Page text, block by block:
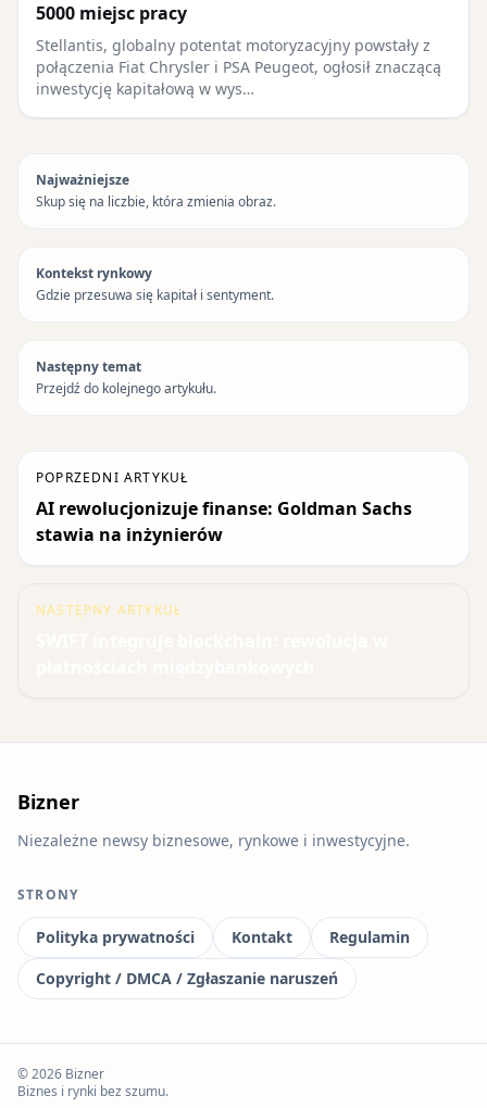
5000 miejsc pracy
Stellantis, globalny potentat motoryzacyjny powstały z
połączenia Fiat Chrysler i PSA Peugeot, ogłosił znaczącą
inwestycję kapitałową w wys…
Najważniejsze
Skup się na liczbie, która zmienia obraz.
Kontekst rynkowy
Gdzie przesuwa się kapitał i sentyment.
Następny temat
Przejdź do kolejnego artykułu.
POPRZEDNI ARTYKUŁ
AI rewolucjonizuje finanse: Goldman Sachs
stawia na inżynierów
NASTĘPNY ARTYKUŁ
Bizner
Niezależne newsy biznesowe, rynkowe i inwestycyjne.
STRONY
Polityka prywatności Kontakt
Regulamin
Copyright / DMCA / Zgłaszanie naruszeń
© 2026 Bizner
Biznes i rynki bez szumu.